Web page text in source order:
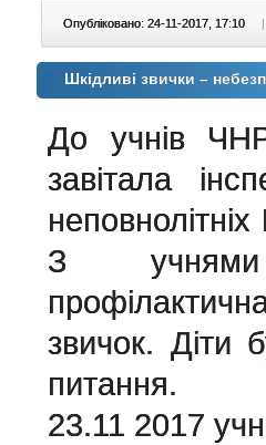
Опубліковано: 24-11-2017, 17:10 |
Шкідливі звички –
До учнів
завітала
З
звичок. Діти
питання.
23.11 2017